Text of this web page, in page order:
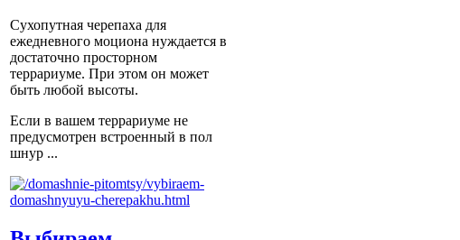
Сухопутная черепаха для
ежедневного моциона нуждается в
достаточно просторном
террариуме. При этом он может
быть любой высоты.
Если в вашем террариуме не
предусмотрен встроенный в пол
шнур ...